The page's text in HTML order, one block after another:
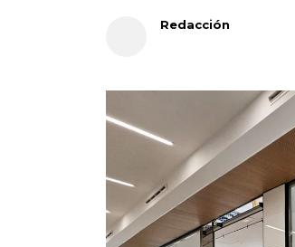
Redacción